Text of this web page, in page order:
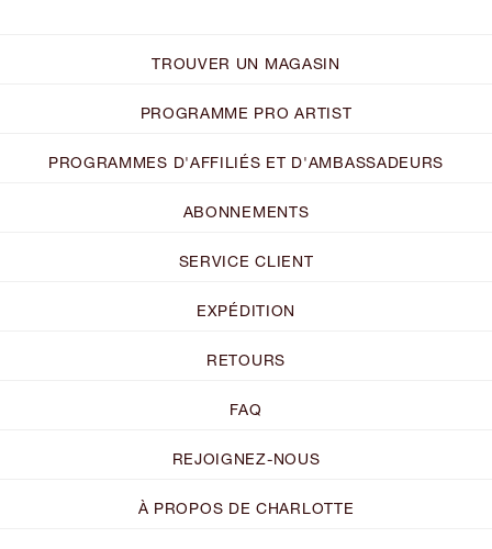
TROUVER UN MAGASIN
PROGRAMME PRO ARTIST
PROGRAMMES D'AFFILIÉS ET D'AMBASSADEURS
ABONNEMENTS
SERVICE CLIENT
EXPÉDITION
RETOURS
FAQ
REJOIGNEZ-NOUS
À PROPOS DE CHARLOTTE